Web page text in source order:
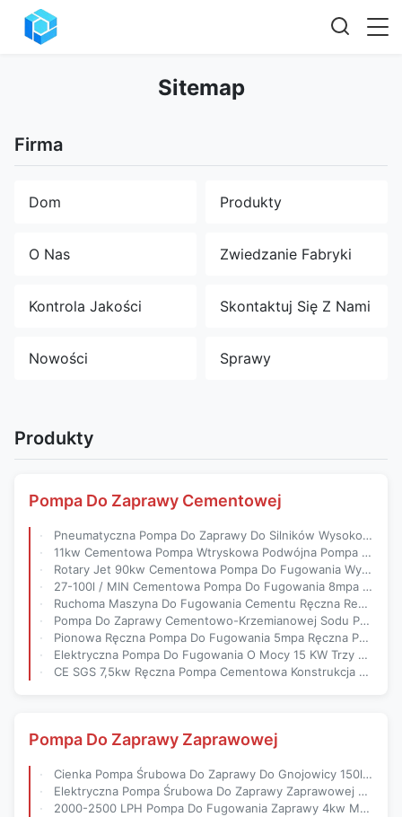
Sitemap
Firma
Dom Produkty
O Nas Zwiedzanie Fabryki
Kontrola Jakości Skontaktuj Się Z Nami
Nowości Sprawy
Produkty
Pompa Do Zaprawy Cementowej
Pneumatyczna Pompa Do Zaprawy Do Silników Wysokoprężnych Ruchoma Do Zbrojenia Fundamentów
11kw Cementowa Pompa Wtryskowa Podwójna Pompa Wtryskowa Do Fugowania
Rotary Jet 90kw Cementowa Pompa Do Fugowania Wysokociśnieniowa Maszyna Do Fugowania
27-100l / MIN Cementowa Pompa Do Fugowania 8mpa Wysokociśnieniowa Maszyna Do Fugowania
Ruchoma Maszyna Do Fugowania Cementu Ręczna Regulacja Prędkości Pompy Do Zaprawy Cementowej
Pompa Do Zaprawy Cementowo-Krzemianowej Sodu Podwójne Płyny Hydrauliczne
Pionowa Ręczna Pompa Do Fugowania 5mpa Ręczna Pompa Do Fugowania
Elektryczna Pompa Do Fugowania O Mocy 15 KW Trzy Cylindry Przenośna Pompa Do Fugowania
CE SGS 7,5kw Ręczna Pompa Cementowa Konstrukcja Niskiego Ciśnienia
Pompa Do Zaprawy Zaprawowej
Cienka Pompa Śrubowa Do Zaprawy Do Gnojowicy 150l Pompa Do Zapraw I Fug Zatwierdzenie CE
Elektryczna Pompa Śrubowa Do Zaprawy Zaprawowej Domowe Gładkie Rozładowanie
2000-2500 LPH Pompa Do Fugowania Zaprawy 4kw Maszyna Do Fugowania Zaprawy